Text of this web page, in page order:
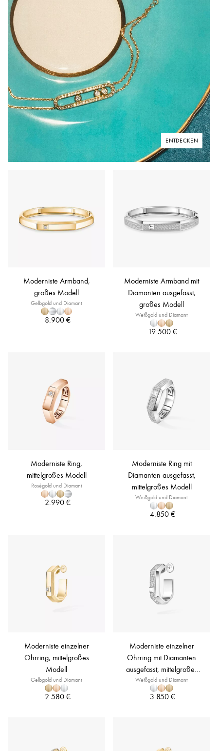
ENTDECKEN
Moderniste Armband,
großes Modell
Gelbgold und Diamant
8.900 €
Moderniste Armband mit
Diamanten ausgefasst,
großes Modell
Weißgold und Diamant
19.500 €
Moderniste Ring,
mittelgroßes Modell
Roségold und Diamant
2.990 €
Moderniste Ring mit
Diamanten ausgefasst,
mittelgroßes Modell
Weißgold und Diamant
4.850 €
Moderniste einzelner
Ohrring, mittelgroßes
Modell
Gelbgold und Diamant
2.580 €
Moderniste einzelner
Ohrring mit Diamanten
ausgefasst, mittelgroßes
Modell
Weißgold und Diamant
3.850 €